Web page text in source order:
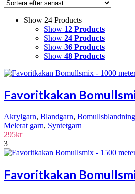
Show 24 Products
Show 12 Products
Show 24 Products
Show 36 Products
Show 48 Products
Favoritkakan
Akrylgarn, Blandgarn, Bomullsblandning
Melerat garn, Syntetgarn
295kr
3
Favoritkakan